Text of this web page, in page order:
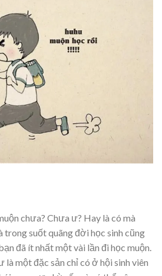
chưa? Chưa ư? Hay là có mà
trong suốt quãng đời học sinh cũng
đã ít nhất một vài lần đi học muộn.
một đặc sản chỉ có ở hội sinh viên